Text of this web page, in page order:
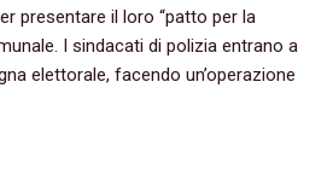
presentare il loro “patto per la
I sindacati di polizia entrano a
elettorale, facendo un’operazione